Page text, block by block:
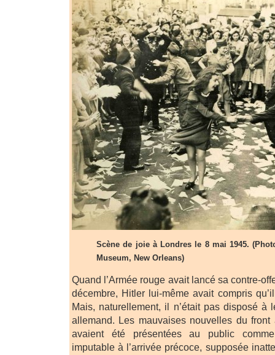
Scène de joie à Londres le 8 mai 1945.
Museum, New Orleans)
Quand l’Armée rouge avait lancé sa contre-
décembre, Hitler lui-même avait compris
Mais, naturellement, il n’était pas disposé à
allemand. Les mauvaises nouvelles du
avaient été présentées au public
imputable à l’arrivée précoce, supposée